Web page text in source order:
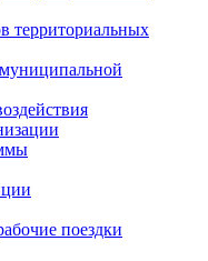
территориальных
поездки